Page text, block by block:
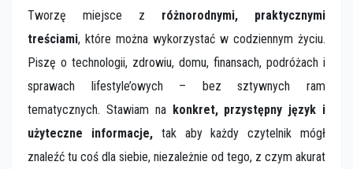
Tworzę miejsce z różnorodnymi, praktycznymi
treściami, które można wykorzystać w codziennym życiu.
Piszę o technologii, zdrowiu, domu, finansach, podróżach i
sprawach lifestyle’owych – bez sztywnych ram
tematycznych. Stawiam na konkret, przystępny język i
użyteczne informacje,tak aby każdy czytelnik mógł
znaleźć tu coś dla siebie, niezależnie od tego, z czym akurat